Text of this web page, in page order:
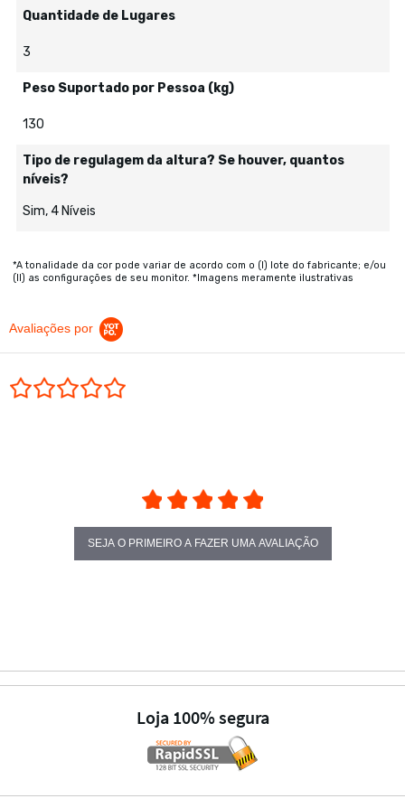
Quantidade de Lugares
3
Peso Suportado por Pessoa (kg)
130
Tipo de regulagem da altura? Se houver, quantos
níveis?
Sim, 4 Níveis
*A tonalidade da cor pode variar de acordo com o (I) lote do fabricante; e/ou
(II) as configurações de seu monitor. *Imagens meramente ilustrativas
Avaliações por
SEJA O PRIMEIRO A FAZER UMA AVALIAÇÃO